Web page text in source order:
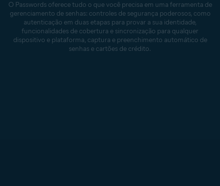
O Passwords oferece tudo o que você precisa em uma ferramenta de
gerenciamento de senhas: controles de segurança poderosos, como
autenticação em duas etapas para provar a sua identidade,
funcionalidades de cobertura e sincronização para qualquer
dispositivo e plataforma, captura e preenchimento automático de
senhas e cartões de crédito.